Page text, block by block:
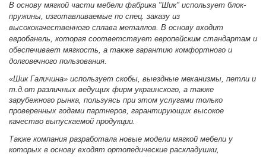
В основу мягкой части мебели фабрика "Шик" использует блок-
пружины, изготавливаемые по спец. заказу из
высококачественного сплава металлов. В основу входит
евробанель, которая соответствует европейским стандартам и
обеспечивает мягкость, а также гарантию комфортного и
долговечного пользования.
«Шик Галичина» использует скобы, выездные механизмы, петли и
т.д.от различных ведущих фирм украинского, а также
зарубежного рынка, пользуясь при этом услугами только
проверенных годами партнеров, гарантирующих высокое
качество выпускаемой продукции.
Также компания разработала новые модели мягкой мебели у
которых в основу входят ортопедические раскладушки,